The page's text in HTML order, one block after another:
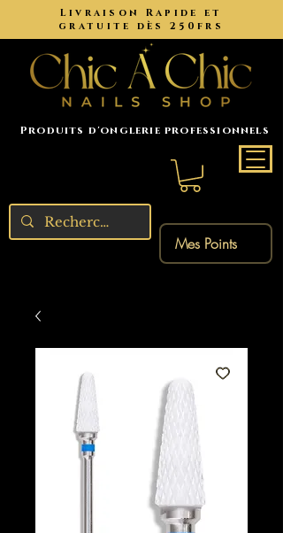
Livraison Rapide et
gratuite dès 250frs
Produits d'onglerie professionnels
Mes Points